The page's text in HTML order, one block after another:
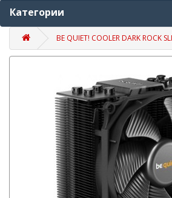
Категории
BE QUIET! COOLER DARK ROCK